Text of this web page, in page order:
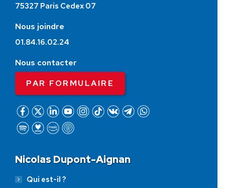
75327 Paris Cedex 07
Nous joindre
01.84.16.02.24
Nous contacter
PAR FORMULAIRE
Nicolas Dupont-Aignan
Qui est-il ?